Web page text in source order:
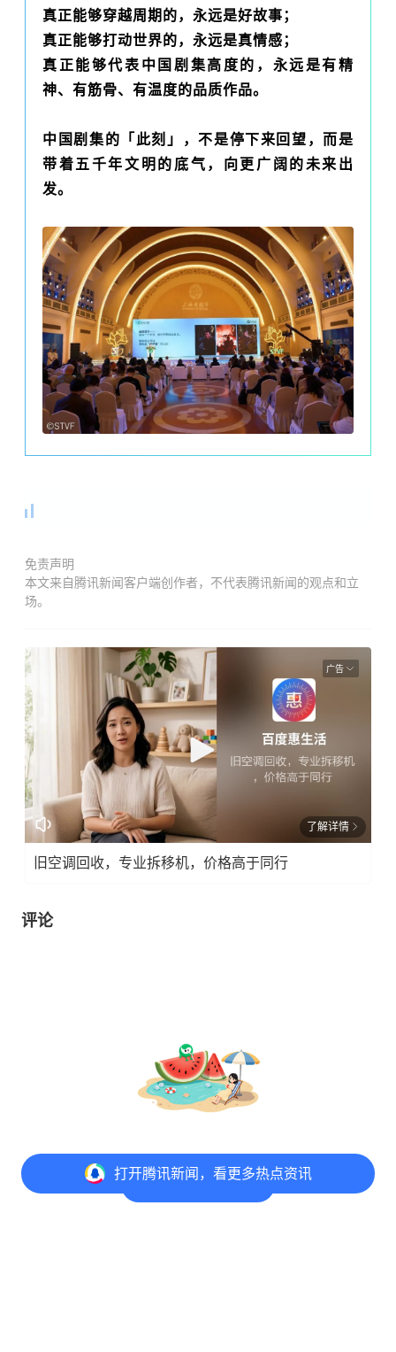
真正能够穿越周期的，永远是好故事；
真正能够打动世界的，永远是真情感；
真正能够代表中国剧集高度的，永远是有精
神、有筋骨、有温度的品质作品。
中国剧集的「此刻」，不是停下来回望，而是
带着五千年文明的底气，向更广阔的未来出
发。
免责声明
本文来自腾讯新闻客户端创作者，不代表腾讯新闻的观点和立
场。
打开腾讯新闻，看更多热点资讯
广告
了解详情
旧空调回收，专业拆移机，价格高于同行
评论
@元宝 写评论